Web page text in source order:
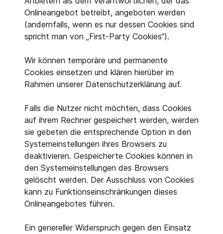
Onlineangebot betreibt, angeboten werden
(andernfalls, wenn es nur dessen Cookies sind
spricht man von „First-Party Cookies“).
Wir können temporäre und permanente
Cookies einsetzen und klären hierüber im
Rahmen unserer Datenschutzerklärung auf.
Falls die Nutzer nicht möchten, dass Cookies
auf ihrem Rechner gespeichert werden, werden
sie gebeten die entsprechende Option in den
Systemeinstellungen ihres Browsers zu
deaktivieren. Gespeicherte Cookies können in
den Systemeinstellungen des Browsers
gelöscht werden. Der Ausschluss von Cookies
kann zu Funktionseinschränkungen dieses
Onlineangebotes führen.
Ein genereller Widerspruch gegen den Einsatz